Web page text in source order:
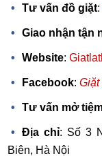
Tư vấn đồ giặt
Giao nhận tận
Website:
Facebook:Giặt
Tư vấn mở
Địa chỉ: Số 3
Biên, Hà Nội